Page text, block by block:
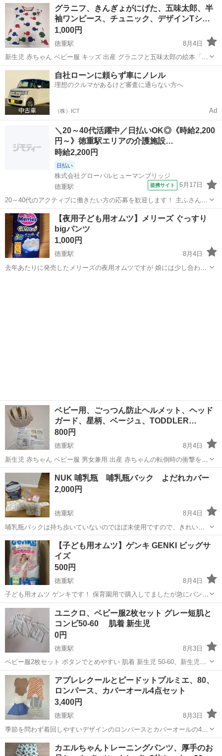
なくまだまだお使い頂けるお品物です あくまでも子供が使ってた中古
品だとご理解頂ける方宜しく...
愛知 名古屋市 ベビー用品
グラニフ、きんぎょがにげた、五味太郎、半
袖ワンピース、チュニック、デザインTシ…
1,000円
徳重駅
8月4日
新生児 赤ちゃん ベビー服 キッズ 出産 グラニフと五味太郎の絵本「き
んぎょがにげた」がコラボレーションした半袖ワンピースです。 カラ
フルなきんぎょの総柄デザインが可愛らしい一着です。 左胸の金魚一
匹のみ、刺繍？ワッペン...
愛知 名古屋市 徳重駅 キッズ用品
自社ローンに頼らず車にノレル
理想のクルマがあるけど審査に通らない方へ
（株）ICT Ad
＼20～40代活躍中／日払いOK◎《時給2,200
円～》徳重駅エリアの介護施設…
時給2,200円
日払い
株式会社グローバルヒューマンブリッジ
徳重駅
提携サイト 6月17日
20～40代のアクティブに働きたい方の応募を歓迎します！ 主ふさん多
数 名古屋市緑区の介護施設 施設未経験可 自分のペースで働ける♪看護
スタッフ 介護施設で利用者さんの健康管理がメインのお仕事
‾‾‾‾‾‾‾‾‾‾‾‾‾...
愛知 徳重駅 看護師
【夜用子ども用オムツ】メリーズ ぐっすり
bigパンツ
1,000円
徳重駅
8月4日
去年あたりに発売したメリーズの夜用オムツですが 娘には少し合わず
ベビー用、ごっつん防止ヘルメット、ヘッド
ガード、星柄、ベージュ、TODDLER…
800円
徳重駅
8月4日
新生児 赤ちゃん ベビー服 男女兼用 出産 赤ちゃんの転倒時の衝撃を和
らげる、軽量で通気性の良いクッション素材のヘッドガードです。 ベ
ージュ地に星柄のデザインで、男女問わずお使いいただけます。 説明
書が付属しており、クッシ...
愛知 名古屋市 徳重駅 ベビー用品
NUK 哺乳瓶 哺乳瓶バック よだれカバー
2,000円
徳重駅
8月4日
哺乳瓶バックは持ち歩いていないのでほぼ未使用ですので、きれいな
状態です。紐もついているのでショルダーにもなります。 インナーパ
ックは未使用です。 哺乳瓶につきましては、プーさんの方はわりと使
用しておりましたので、使用感は...
愛知 名古屋市 徳重駅 ベビー用品
【子ども用オムツ】ゲンキ GENKI ビッグサ
イズ
500円
徳重駅
8月4日
子ども用オムツ ゲンキです！ 保育園用で購入してましたが急にパンツ
デビューしたので余ってます、、、 5袋あって１個500円でお譲りした
いと思います。 サイズ:big 枚数:36枚 車あるので受け取り...
愛知 名古屋市 徳重駅 ベビー用品 GENKI
ユニクロ、ベビー服2枚セット グレー短肌と
コンビ50-60 肌着 新生児
0円
徳重駅
8月3日
ベビー服2枚セット ボタンでとめやすい 肌着 新生児 50-60、新生児〜
3ヶ月頃向けかと思います。 灰色の無地の肌着2枚です。 【素材】綿
新生児 赤ちゃん ベビー服 男女兼用 出産 ・短...
愛知 名古屋市 徳重駅 ベビー用品 くまのプーさん
アプレレクールとピードットプルミエ、80、
ロンパース、カバーオール4点セット
3,400円
徳重駅
8月3日
季節を問わず着回しやすいデザインのロンパースとカバーオールの4点
セットです。 全て80サイズです。 P.premier(ピードットプルミエ)の赤
系長袖リンゴ柄、サイズ80 他のブランドは apres les cours ...
愛知 名古屋市 ベビー用品
カエルちゃんトレーニングパンツ、厚手のお